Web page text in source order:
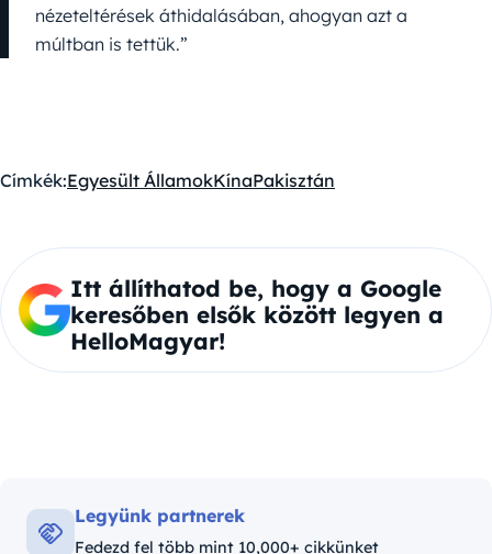
nézeteltérések áthidalásában, ahogyan azt a
múltban is tettük.”
Címkék:Egyesült ÁllamokKínaPakisztán
Itt állíthatod be, hogy a Google
keresőben elsők között legyen a
HelloMagyar!
Legyünk partnerek
Fedezd fel több mint 10,000+ cikkünket